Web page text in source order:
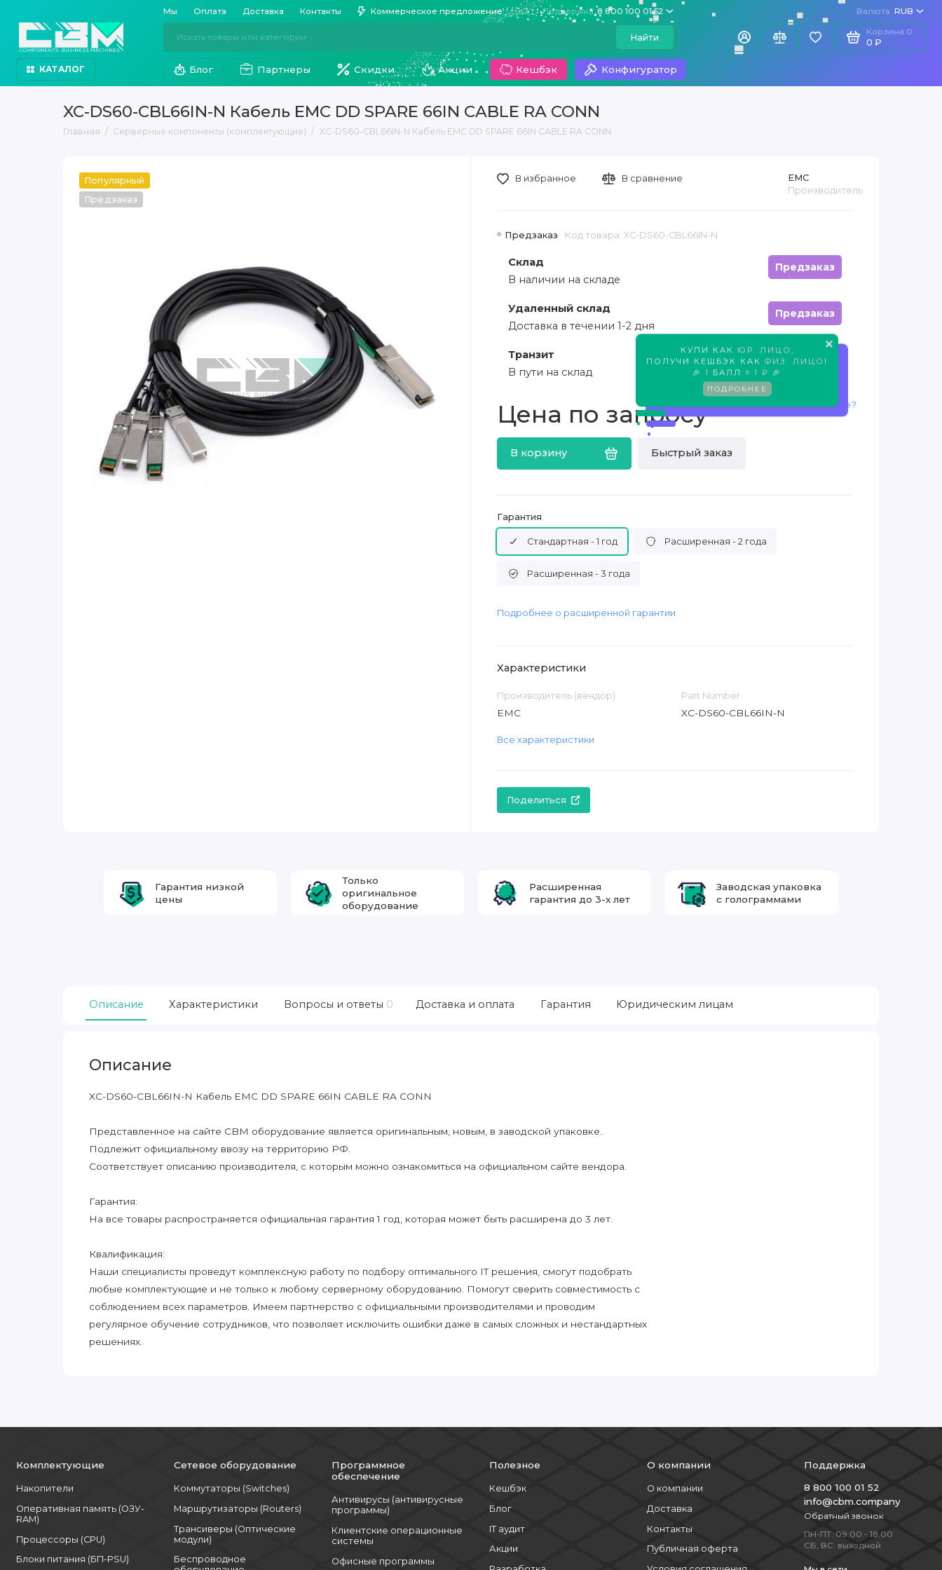
Мы Оплата Доставка Контакты Коммерческое предложение Поддержка 8 800 100 01 52 Валюта RUB
Найти
Корзина 0
0 ₽
КАТАЛОГ Блог Партнеры Скидки Акции Кешбэк Конфигуратор
XC-DS60-CBL66IN-N Кабель EMC DD SPARE 66IN CABLE RA CONN
Главная Серверные компоненты (комплектующие) XC-DS60-CBL66IN-N Кабель EMC DD SPARE 66IN CABLE RA CONN
Популярный
Предзаказ
×
КУПИ КАК ЮР. ЛИЦО
ПОЛУЧИ КЕШБЭК КАК ФИЗ. ЛИЦО !
🎉 1 БАЛЛ = 1 ₽ 🎉
ПОДРОБНЕЕ
Предзаказ Код товара: XC-DS60-CBL66IN-N
EMC
Производитель
Склад
Предзаказ
В наличии на складе
Удаленный склад
Предзаказ
Доставка в течении 1-2 дня
Транзит
Предзаказ
В пути на склад
Цена по запросу
В корзину Быстрый заказ
Нашли дешевле?
В избранное В сравнение
Гарантия
Стандартная - 1 год Расширенная - 2 года
Расширенная - 3 года
Подробнее о расширенной гарантии
Характеристики
Производитель (вендор)
EMC
Part Number
XC-DS60-CBL66IN-N
Все характеристики
Поделиться
Гарантия низкой
цены
Только
оригинальное
оборудование
Расширенная
гарантия до 3-х лет
Заводская упаковка
с голограммами
Описание Характеристики Вопросы и ответы 0 Доставка и оплата Гарантия Юридическим лицам
Описание
XC-DS60-CBL66IN-N Кабель EMC DD SPARE 66IN CABLE RA CONN
Представленное на сайте CBM оборудование является оригинальным, новым, в заводской упаковке.
Подлежит официальному ввозу на территорию РФ.
Соответствует описанию производителя, с которым можно ознакомиться на официальном сайте вендора.
Гарантия:
На все товары распространяется официальная гарантия 1 год, которая может быть расширена до 3 лет.
Квалификация:
Наши специалисты проведут комплексную работу по подбору оптимального IT решения, смогут подобрать
любые комплектующие и не только к любому серверному оборудованию. Помогут сверить совместимость с
соблюдением всех параметров. Имеем партнерство с официальными производителями и проводим
регулярное обучение сотрудников, что позволяет исключить ошибки даже в самых сложных и нестандартных
решениях.
Комплектующие
Накопители
Оперативная память (ОЗУ-
RAM)
Процессоры (CPU)
Блоки питания (БП-PSU)
Сетевое оборудование
Коммутаторы (Switches)
Маршрутизаторы (Routers)
Трансиверы (Оптические
модули)
Беспроводное
Программное
обеспечение
Антивирусы (антивирусные
программы)
Клиентские операционные
системы
Офисные программы
Полезное
Кешбэк
Блог
IT аудит
Акции
О компании
О компании
Доставка
Контакты
Публичная оферта
Поддержка
8 800 100 01 52
info@cbm.company
Обратный звонок
ПН-ПТ: 09:00 - 18:00
СБ, ВС: выходной